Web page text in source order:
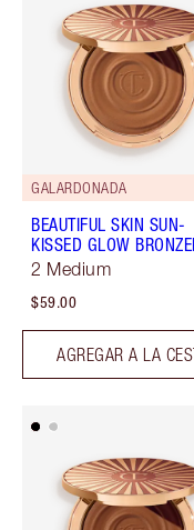
GALARDONADA
BEAUTIFUL SKIN SUN-
KISSED GLOW
2 Medium
$59.00
AGREGAR A LA